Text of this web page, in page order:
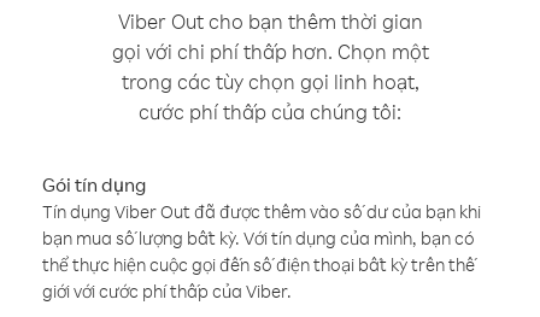
Viber Out cho bạn thêm thời gian
gọi với chi phí thấp hơn. Chọn một
trong các tùy chọn gọi linh hoạt,
cước phí thấp của chúng tôi:
Gói tín dụng
Tín dụng Viber Out đã được thêm vào số dư của bạn khi
bạn mua số lượng bất kỳ. Với tín dụng của mình, bạn có
thể thực hiện cuộc gọi đến số điện thoại bất kỳ trên thế
giới với cước phí thấp của Viber.